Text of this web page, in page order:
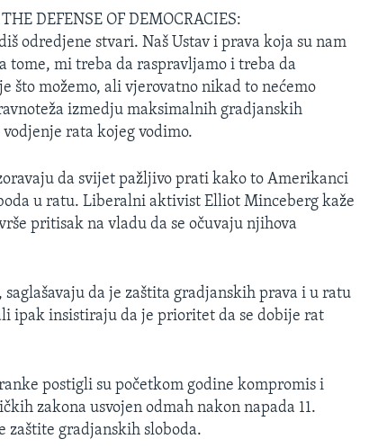
DEFENSE OF DEMOCRACIES:
odredjene stvari. Naš Ustav i prava koja su nam
tome, mi treba da raspravljamo i treba da
što možemo, ali vjerovatno nikad to nećemo
izmedju maksimalnih gradjanskih
rata kojeg vodimo.
da svijet pažljivo prati kako to Amerikanci
u ratu. Liberalni aktivist Elliot Minceberg kaže
pritisak na vladu da se očuvaju njihova
da je zaštita gradjanskih prava i u ratu
ipak insistiraju da je prioritet da se dobije rat
postigli su početkom godine kompromis i
zakona usvojen odmah nakon napada 11.
zaštite gradjanskih sloboda.